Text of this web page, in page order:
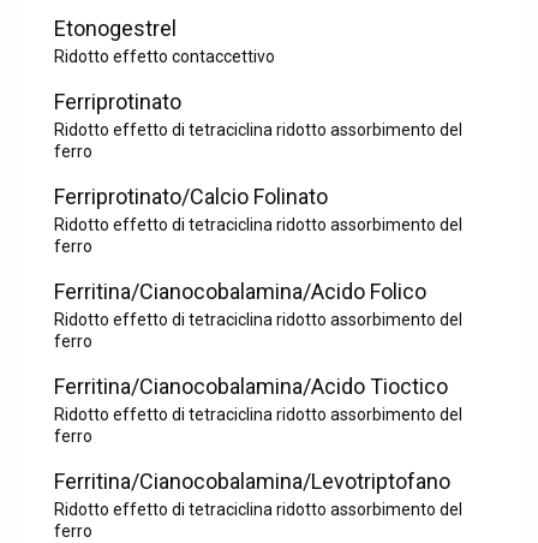
Etonogestrel
Ridotto effetto contaccettivo
Ferriprotinato
Ridotto effetto di tetraciclina ridotto assorbimento del
ferro
Ferriprotinato/Calcio Folinato
Ridotto effetto di tetraciclina ridotto assorbimento del
ferro
Ferritina/Cianocobalamina/Acido Folico
Ridotto effetto di tetraciclina ridotto assorbimento del
ferro
Ferritina/Cianocobalamina/Acido Tioctico
Ridotto effetto di tetraciclina ridotto assorbimento del
ferro
Ferritina/Cianocobalamina/Levotriptofano
Ridotto effetto di tetraciclina ridotto assorbimento del
ferro